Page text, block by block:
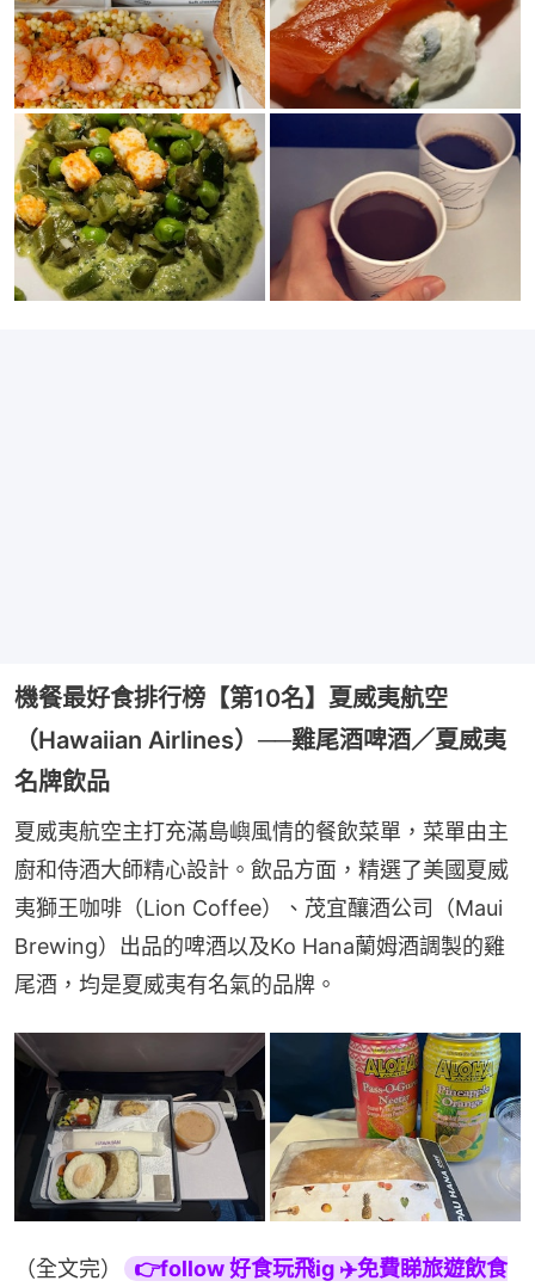
機餐最好食排行榜【第10名】夏威夷航空
（Hawaiian Airlines）──雞尾酒啤酒／夏威夷
名牌飲品
夏威夷航空主打充滿島嶼風情的餐飲菜單，菜單由主
廚和侍酒大師精心設計。飲品方面，精選了美國夏威
夷獅王咖啡（Lion Coffee）、茂宜釀酒公司（Maui
Brewing）出品的啤酒以及Ko Hana蘭姆酒調製的雞
尾酒，均是夏威夷有名氣的品牌。
（全文完） 👉follow 好食玩飛ig ✈️免費睇旅遊飲食